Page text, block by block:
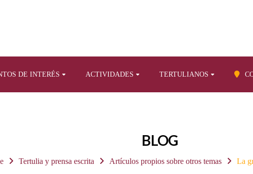
DE INTERÉS ACTIVIDADES TERTULIANOS
BLOG
Tertulia y prensa escrita Artículos propios sobre otros temas La